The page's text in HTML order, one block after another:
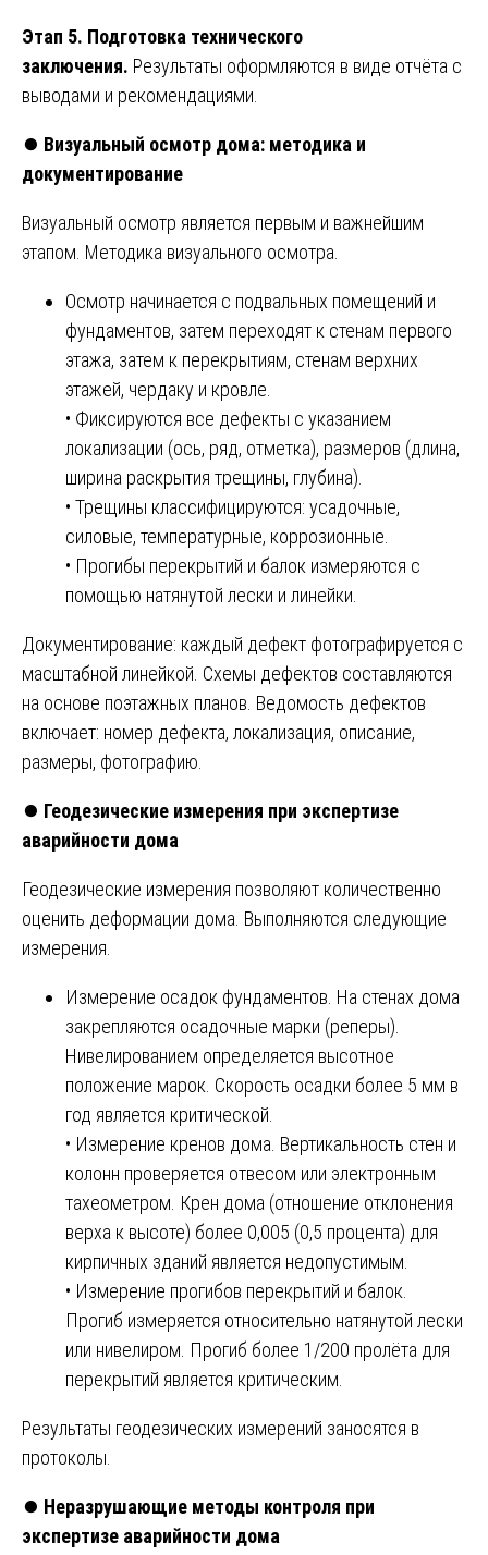
Этап 5. Подготовка технического
заключения. Результаты оформляются в виде отчёта с
выводами и рекомендациями.
⏺️ Визуальный осмотр дома: методика и
документирование
Визуальный осмотр является первым и важнейшим
этапом. Методика визуального осмотра.
Осмотр начинается с подвальных помещений и
фундаментов, затем переходят к стенам первого
этажа, затем к перекрытиям, стенам верхних
этажей, чердаку и кровле.
• Фиксируются все дефекты с указанием
локализации (ось, ряд, отметка), размеров (длина,
ширина раскрытия трещины, глубина).
• Трещины классифицируются: усадочные,
силовые, температурные, коррозионные.
• Прогибы перекрытий и балок измеряются с
помощью натянутой лески и линейки.
Документирование: каждый дефект фотографируется с
масштабной линейкой. Схемы дефектов составляются
на основе поэтажных планов. Ведомость дефектов
включает: номер дефекта, локализация, описание,
размеры, фотографию.
⏺️ Геодезические измерения при экспертизе
аварийности дома
Геодезические измерения позволяют количественно
оценить деформации дома. Выполняются следующие
измерения.
Измерение осадок фундаментов. На стенах дома
закрепляются осадочные марки (реперы).
Нивелированием определяется высотное
положение марок. Скорость осадки более 5 мм в
год является критической.
• Измерение кренов дома. Вертикальность стен и
колонн проверяется отвесом или электронным
тахеометром. Крен дома (отношение отклонения
верха к высоте) более 0,005 (0,5 процента) для
кирпичных зданий является недопустимым.
• Измерение прогибов перекрытий и балок.
Прогиб измеряется относительно натянутой лески
или нивелиром. Прогиб более 1/200 пролёта для
перекрытий является критическим.
Результаты геодезических измерений заносятся в
протоколы.
⏺️ Неразрушающие методы контроля при
экспертизе аварийности дома